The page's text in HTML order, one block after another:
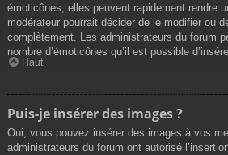
émoticônes, elles peuvent rapidement rendre
modérateur pourrait décider de le modifier ou
complètement. Les administrateurs du forum
nombre d’émoticônes qu’il est possible
Haut
Puis-je insérer des images ?
Oui, vous pouvez insérer des images à vos
administrateurs du forum ont autorisé